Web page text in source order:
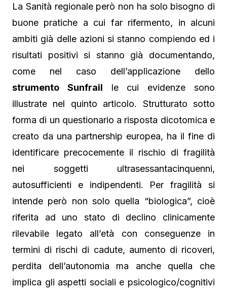
La Sanità regionale però non ha solo bisogno di
buone pratiche a cui far rifermento, in alcuni
ambiti già delle azioni si stanno compiendo ed i
risultati positivi si stanno già documentando,
come nel caso dell’applicazione dello
strumento Sunfrail le cui evidenze sono
illustrate nel quinto articolo. Strutturato sotto
forma di un questionario a risposta dicotomica e
creato da una partnership europea, ha il fine di
identificare precocemente il rischio di fragilità
nei soggetti ultrasessantacinquenni,
autosufficienti e indipendenti. Per fragilità si
intende però non solo quella “biologica”, cioè
riferita ad uno stato di declino clinicamente
rilevabile legato all’età con conseguenze in
termini di rischi di cadute, aumento di ricoveri,
perdita dell’autonomia ma anche quella che
implica gli aspetti sociali e psicologico/cognitivi